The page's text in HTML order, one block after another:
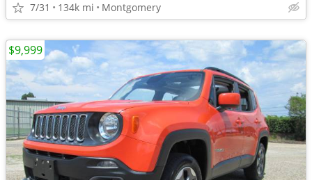
7/31 134k mi Montgomery
$9,999